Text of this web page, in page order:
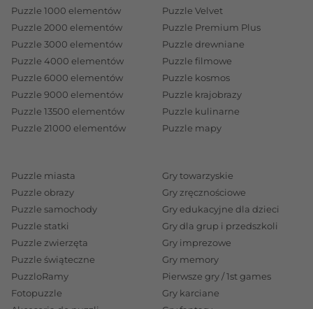
Puzzle 1000 elementów
Puzzle 2000 elementów
Puzzle 3000 elementów
Puzzle 4000 elementów
Puzzle 6000 elementów
Puzzle 9000 elementów
Puzzle 13500 elementów
Puzzle 21000 elementów
Puzzle Velvet
Puzzle Premium Plus
Puzzle drewniane
Puzzle filmowe
Puzzle kosmos
Puzzle krajobrazy
Puzzle kulinarne
Puzzle mapy
Puzzle miasta
Puzzle obrazy
Puzzle samochody
Puzzle statki
Puzzle zwierzęta
Puzzle świąteczne
PuzzloRamy
Fotopuzzle
Gry towarzyskie
Gry zręcznościowe
Gry edukacyjne dla dzieci
Gry dla grup i przedszkoli
Gry imprezowe
Gry memory
Pierwsze gry / 1st games
Gry karciane